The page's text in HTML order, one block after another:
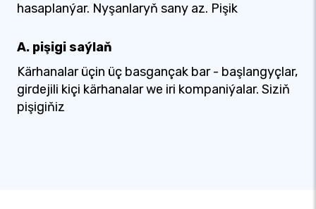
hasaplanýar. Nyşanlaryň sany az. Pişik
A. pişigi saýlaň
Kärhanalar üçin üç basgançak bar - başlangyçlar,
girdejili kiçi kärhanalar we iri kompaniýalar. Siziň
pişigiňiz